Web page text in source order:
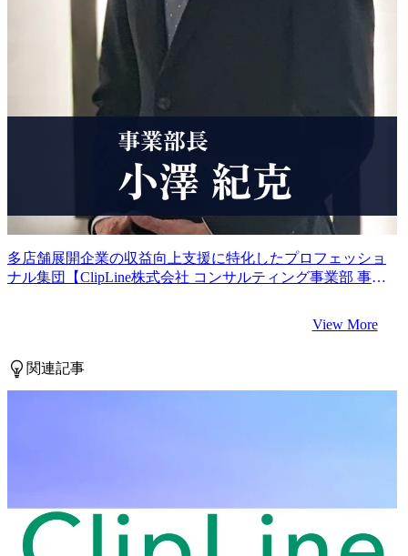
多店舗展開企業の収益向上支援に特化したプロフェッショ
ナル集団【ClipLine株式会社 コンサルティング事業部 事業
View More
関連記事